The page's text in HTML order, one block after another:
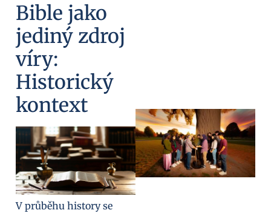
Bible jako
jediný zdroj
víry:
Historický
kontext
V průběhu history se